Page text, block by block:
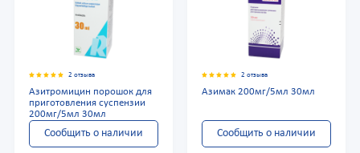
2 отзыва
Азитромицин порошок для
приготовления суспензии
200мг/5мл 30мл
Сообщить о наличии
2 отзыва
Азимак 200мг/5мл 30мл
Сообщить о наличии